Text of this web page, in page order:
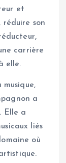
et
réduire son
carrière
elle.
a
Elle a
liés
où